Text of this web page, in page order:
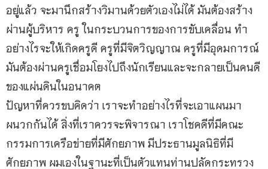
อยู่แล้ว จะมานึกสร้างวิมานด้วยตัวเองไม่ได้ มันต้องสร้าง
ผ่านผู้บริหาร ครู ในกระบวนการของการขับเคลื่อน ทำ
อย่างไรจะให้เกิดครูดี ครูที่มีจิตวิญญาณ ครูที่มีอุดมการณ์
มันต้องผ่านครูเชื่อมโยงไปถึงนักเรียนและจะกลายเป็นคนดี
ของแผ่นดินในอนาคต
ปัญหาที่ควรขบคิดว่า เราจะทำอย่างไรที่จะเอาแผนมา
ผนวกกันได้ สิ่งที่เราควรจะพิจารณา เราโชคดีที่มีคณะ
กรรมการเครือข่ายที่มีศักยภาพ มีประธานมูลนิธิที่มี
ศักยภาพ ผมเองในฐานะที่เป็นตัวแทนท่านปลัดกระทรวง